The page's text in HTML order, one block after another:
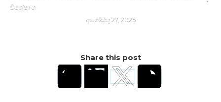
විශේෂාංග
අගෝස්තු 27, 2025
Share this post